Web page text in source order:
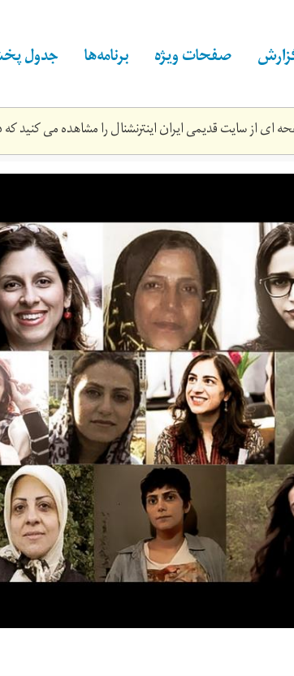
صفحات ویژه برنامه‌ها جدول
ای از سایت قدیمی ایران اینترنشنال را مشاهده می کنید